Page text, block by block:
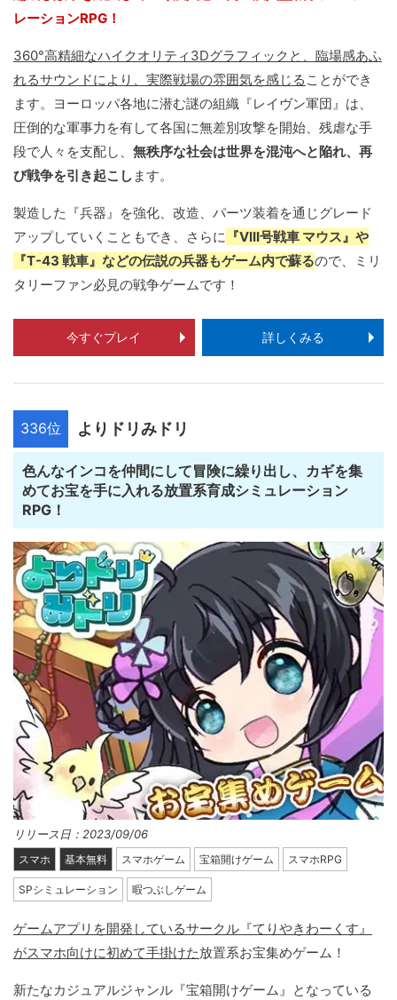
レーションRPG！
360°高精細なハイクオリティ3Dグラフィックと、臨場感あふ
れるサウンドにより、実際戦場の雰囲気を感じる ことができ
ます。ヨーロッパ各地に潜む謎の組織『レイヴン軍団』は、
圧倒的な軍事力を有して各国に無差別攻撃を開始、残虐な手
段で人々を支配し、 無秩序な社会は世界を混沌へと陥れ、再
び戦争を引き起こし ます。
製造した『兵器』を強化、改造、パーツ装着を通じグレード
アップしていくこともでき、さらに 『VIII号戦車 マウス』や
『T-43 戦車』などの伝説の兵器もゲーム内で蘇るので、ミリ
タリーファン必見の戦争ゲームです！
今すぐプレイ 詳しくみる
336位 よりドリみドリ
色んなインコを仲間にして冒険に繰り出し、カギを集
めてお宝を手に入れる放置系育成シミュレーション
RPG！
リリース日：2023/09/06
スマホ 基本無料 スマホゲーム 宝箱開けゲーム スマホRPG
SPシミュレーション 暇つぶしゲーム
ゲームアプリを開発しているサークル『てりやきわーくす』
がスマホ向けに初めて手掛けた放置系お宝集めゲーム！
新たなカジュアルジャンル『宝箱開けゲーム』となっている